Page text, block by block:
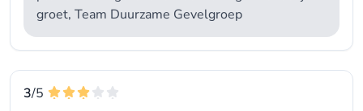
groet, Team Duurzame Gevelgroep
3/5